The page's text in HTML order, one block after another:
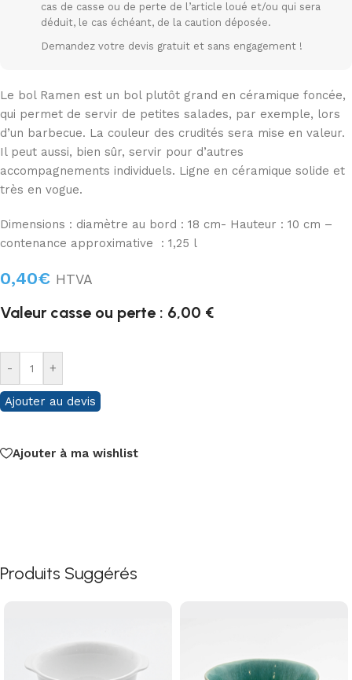
cas de casse ou de perte de l’article loué et/ou qui sera
déduit, le cas échéant, de la caution déposée.
Demandez votre devis gratuit et sans engagement !
Le bol Ramen est un bol plutôt grand en céramique foncée,
qui permet de servir de petites salades, par exemple, lors
d’un barbecue. La couleur des crudités sera mise en valeur.
Il peut aussi, bien sûr, servir pour d’autres
accompagnements individuels. Ligne en céramique solide et
très en vogue.
Dimensions : diamètre au bord : 18 cm- Hauteur : 10 cm –
contenance approximative : 1,25 l
0,40€ HTVA
Valeur casse ou perte : 6,00 €
- +
Ajouter au devis
Ajouter à ma wishlist
Produits Suggérés